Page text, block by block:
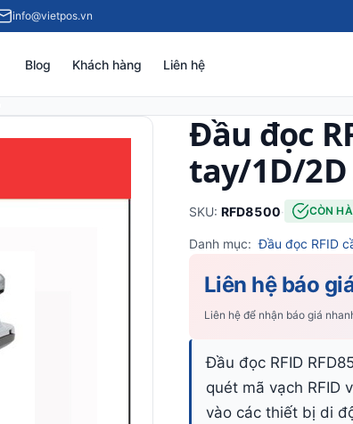
info@vietpos.vn
Blog Khách hàng Liên hệ
Đầu đọc
tay/1D/2D
SKU: RFD8500· CÒN
Danh mục:Đầu đọc RFID
Liên hệ báo
Liên hệ để nhận báo giá
Đầu đọc RFID
quét mã vạch RFID
vào các thiết bị di